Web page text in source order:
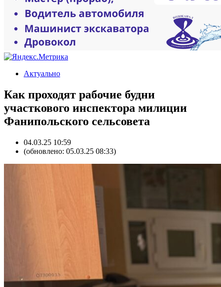
Актуально
Как проходят рабочие будни
участкового инспектора милиции
Фанипольского сельсовета
04.03.25 10:59
(обновлено: 05.03.25 08:33)